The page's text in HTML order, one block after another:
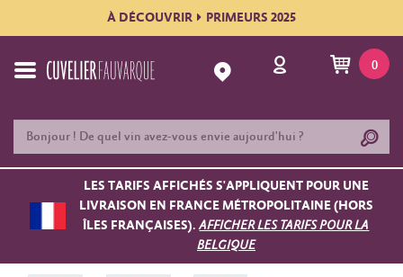
À DÉCOUVRIR PRIMEURS 2025
0
LES TARIFS AFFICHÉS S'APPLIQUENT POUR UNE
LIVRAISON EN FRANCE MÉTROPOLITAINE (HORS
ÎLES FRANÇAISES).AFFICHER LES TARIFS POUR LA
BELGIQUE